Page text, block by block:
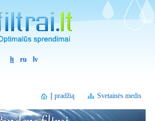
lt ru lv
Svetainės medis
Į pradžią